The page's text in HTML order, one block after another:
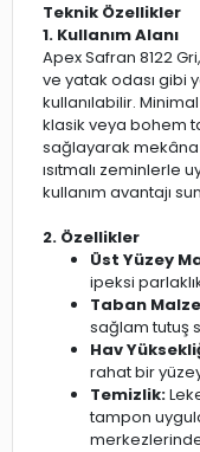
Teknik Özellikler
1. Kullanım Alanı
Apex Safran 8122
ve yatak odası gibi
kullanılabilir.
klasik veya bohem
sağlayarak
ısıtmalı zeminlerle
kullanım avantajı
2. Özellikler
Üst Yüzey
ipeksi
Taban
sağlam tutuş
Hav
rahat bir
Temizlik:
tampon